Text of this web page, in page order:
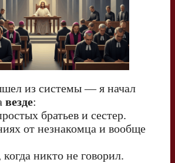
из системы — я начал
везде:
братьев и сестер.
от незнакомца и вообще
никто не говорил.